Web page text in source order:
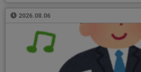
2026.08.06